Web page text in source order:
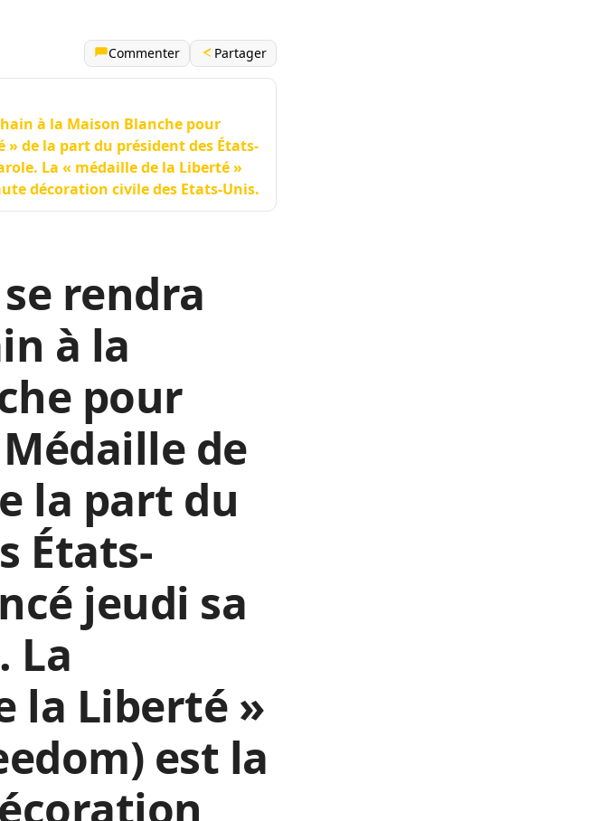
Commenter Partager
à la Maison Blanche pour
de la part du président des États-
La « médaille de la Liberté »
décoration civile des Etats-Unis.
rendra
à la
pour
de
la part du
États-
jeudi sa
La
la Liberté »
est la